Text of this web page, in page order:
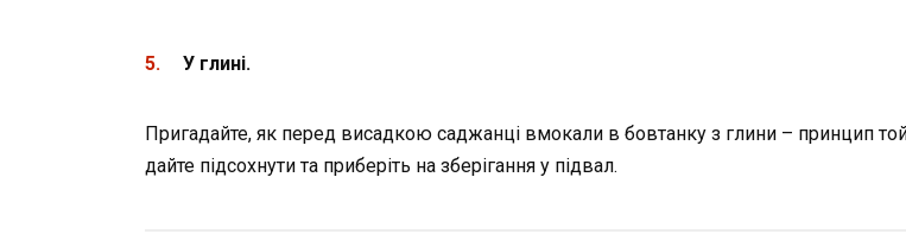
У глині.
Пригадайте, як перед висадкою саджанці вмокали в бовтанку з глини – принцип
дайте підсохнути та приберіть на зберігання у підвал.